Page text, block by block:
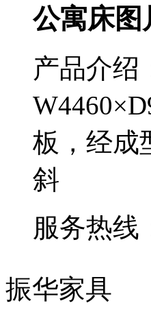
公寓床图
产品介绍
板，经成
斜
服务热线
振华家具